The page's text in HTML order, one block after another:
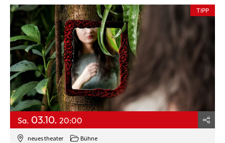
neues theater Bühne
TIPP
Sa. 03.10. 20:00